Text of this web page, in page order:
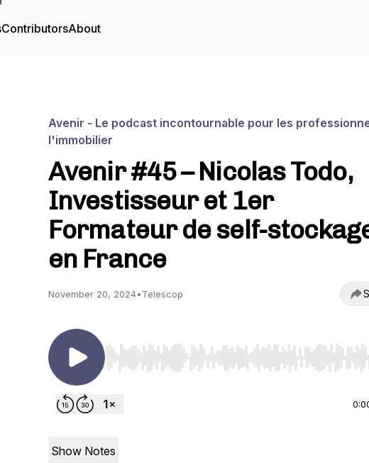
ContributorsAbout
Avenir - Le podcast incontournable pour les
l'immobilier
Avenir #45 – Nicolas Todo,
Investisseur et 1er
Formateur de self-
en France
November 20, 2024•Telescop
Use Left/Right to seek, Home/End to jump to start
Show Notes